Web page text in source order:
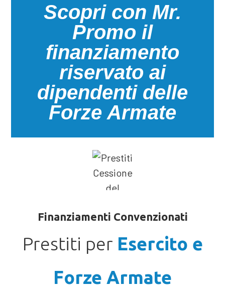
Scopri con Mr.
Promo il
finanziamento
riservato ai
dipendenti delle
Forze Armate
Finanziamenti Convenzionati
Prestiti per Esercito e
Forze Armate